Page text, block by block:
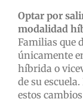
Optar por
modalidad hí
Familias que
únicamente
híbrida o
de su
estos